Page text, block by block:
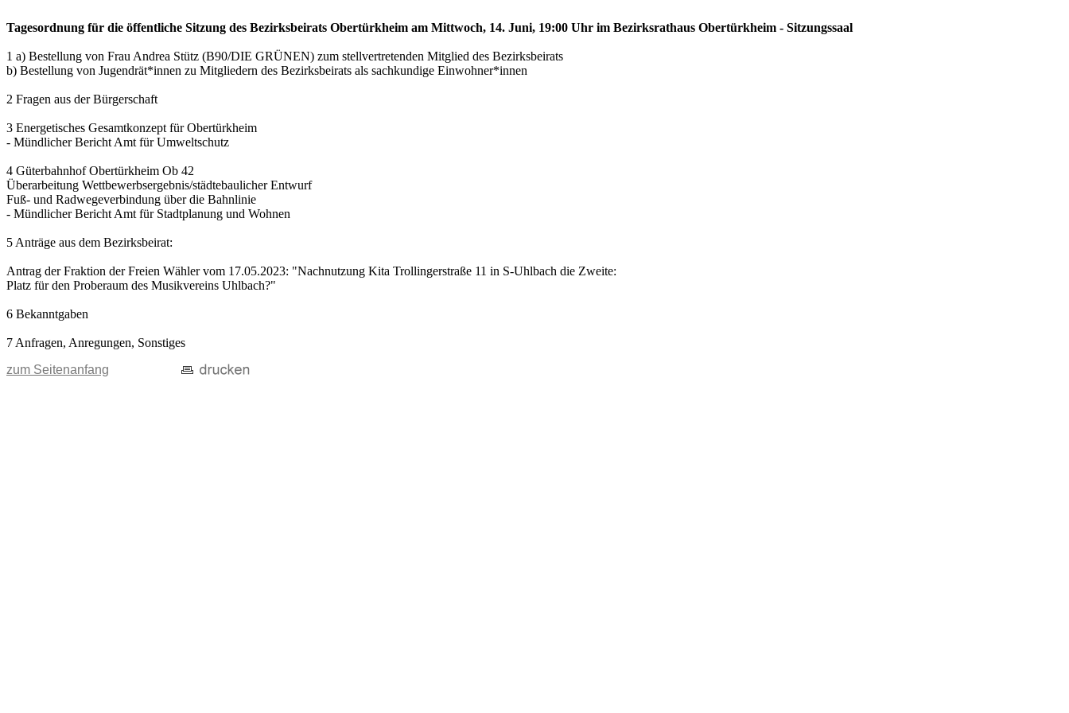
Tagesordnung für die öffentliche Sitzung des Bezirksbeirats Obertürkheim am Mittwoch, 14. Juni, 19:00 Uhr im Bezirksrathaus Obertürkheim - Sitzungssaal
1 a) Bestellung von Frau Andrea Stütz (B90/DIE GRÜNEN) zum stellvertretenden Mitglied des Bezirksbeirats
b) Bestellung von Jugendrät*innen zu Mitgliedern des Bezirksbeirats als sachkundige Einwohner*innen
2 Fragen aus der Bürgerschaft
3 Energetisches Gesamtkonzept für Obertürkheim
- Mündlicher Bericht Amt für Umweltschutz
4 Güterbahnhof Obertürkheim Ob 42
Überarbeitung Wettbewerbsergebnis/städtebaulicher Entwurf
Fuß- und Radwegeverbindung über die Bahnlinie
- Mündlicher Bericht Amt für Stadtplanung und Wohnen
5 Anträge aus dem Bezirksbeirat:
Antrag der Fraktion der Freien Wähler vom 17.05.2023: "Nachnutzung Kita Trollingerstraße 11 in S-Uhlbach die Zweite:
Platz für den Proberaum des Musikvereins Uhlbach?"
6 Bekanntgaben
7 Anfragen, Anregungen, Sonstiges
zum Seitenanfang